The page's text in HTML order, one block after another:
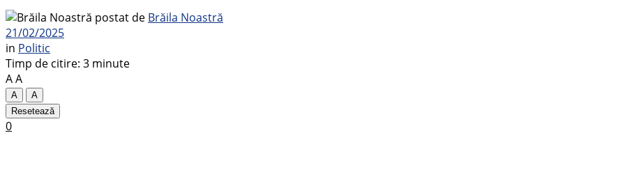
postat de Brăila Noastră
21/02/2025
in Politic
Timp de citire: 3 minute
AA
A
A
Resetează
0